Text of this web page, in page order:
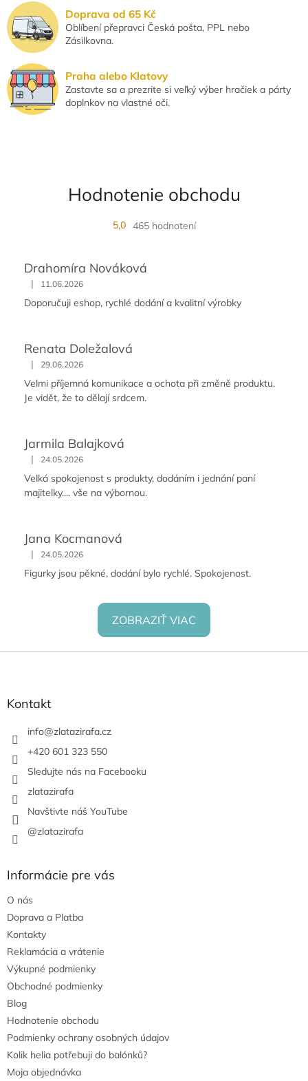
p
r
v
v
ý
p
Doprava od 65 Kč
Oblíbení přepravci Česká pošta, PPL nebo
Zásilkovna.
Praha alebo Klatovy
Zastavte sa a prezrite si veľký výber hračiek a párty
doplnkov na vlastné oči.
Hodnotenie obchodu
5,0 465 hodnotení
Drahomíra Nováková
| 11.06.2026
Doporučuji eshop, rychlé dodání a kvalitní výrobky
Renata Doležalová
| 29.06.2026
Velmi příjemná komunikace a ochota při změně produktu.
Je vidět, že to dělají srdcem.
Jarmila Balajková
| 24.05.2026
Velká spokojenost s produkty, dodáním i jednání paní
majitelky.... vše na výbornou.
Jana Kocmanová
| 24.05.2026
Figurky jsou pěkné, dodání bylo rychlé. Spokojenost.
ZOBRAZIŤ VIAC
Z
Kontakt
info@zlatazirafa.cz
+420 601 323 550
Sledujte nás na Facebooku
zlatazirafa
Navštivte náš YouTube
@zlatazirafa
Informácie pre vás
O nás
Doprava a Platba
Kontakty
Reklamácia a vrátenie
Výkupné podmienky
Obchodné podmienky
Blog
Hodnotenie obchodu
Podmienky ochrany osobných údajov
Kolik helia potřebuji do balónků?
Moja objednávka